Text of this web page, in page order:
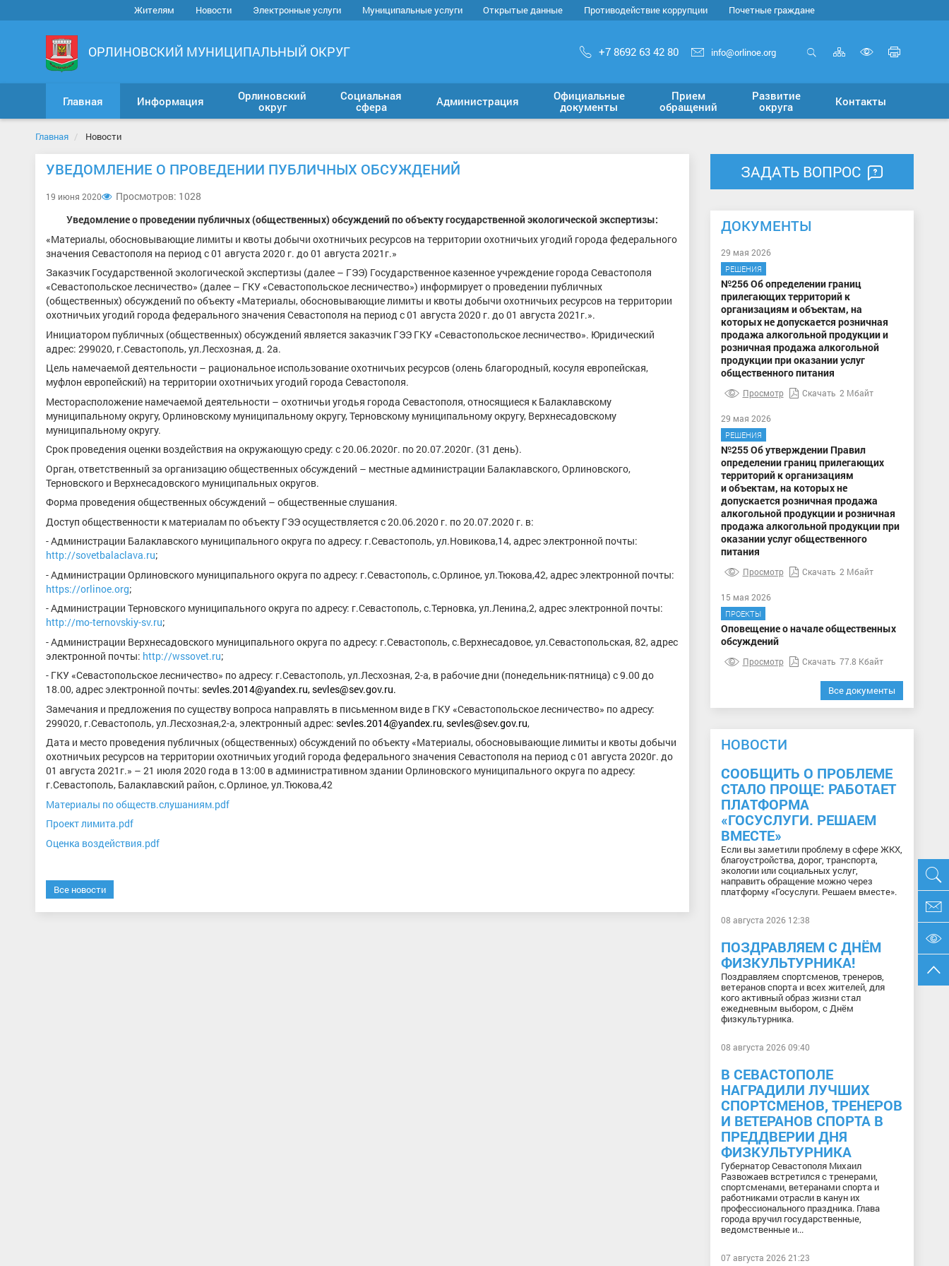
Жителям Новости Электронные услуги Муниципальные услуги Открытые данные Противодействие коррупции Почетные граждане
ОРЛИНОВСКИЙ МУНИЦИПАЛЬНЫЙ ОКРУГ +7 8692 63 42 80 info@orlinoe.org Карта
сайта
версию
для
Главная Информация
Орлиновский
округ
Социальная
сфера
Администрация
Официальные
документы
Прием
обращений
Развитие
округа
Контакты
Главная Новости
УВЕДОМЛЕНИЕ О ПРОВЕДЕНИИ ПУБЛИЧНЫХ ОБСУЖДЕНИЙ
19 июня 2020
Просмотров: 1028
Уведомлениеo проведении публичных (общественных) обсуждений по объекту государственной экологической экспертизы:
«Материалы, обосновывающие лимиты и квоты добычи охотничьих ресурсов на территории охотничьих угодий города федерального
значения Севастополя на период с 01 августа 2020 г. до 01 августа 2021г.»
Заказчик Государственной экологической экспертизы (далее – ГЭЭ) Государственное казенное учреждение города Севастополя
«Севастопольское лесничество» (далее – ГКУ «Севастопольское лесничество») информирует о проведении публичных
(общественных) обсуждений по объекту «Материалы, обосновывающие лимиты и квоты добычи охотничьих ресурсов на территории
охотничьих угодий города федерального значения Севастополя на период с 01 августа 2020 г. до 01 августа 2021г.».
Инициатором публичных (общественных) обсуждений является заказчик ГЭЭ ГКУ «Севастопольское лесничество». Юридический
адрес: 299020, г.Севастополь, ул.Лесхозная, д. 2а.
Цель намечаемой деятельности – рациональное использование охотничьих ресурсов (олень благородный, косуля европейская,
муфлон европейский) на территории охотничьих угодий города Севастополя.
Месторасположение намечаемой деятельности – охотничьи угодья города Севастополя, относящиеся к Балаклавскому
муниципальному округу, Орлиновскому муниципальному округу, Терновскому муниципальному округу, Верхнесадовскому
муниципальному округу.
Срок проведения оценки воздействия на окружающую среду: с 20.06.2020г. по 20.07.2020г. (31 день).
Орган, ответственный за организацию общественных обсуждений – местные администрации Балаклавского, Орлиновского,
Терновского и Верхнесадовского муниципальных округов.
Форма проведения общественных обсуждений – общественные слушания.
Доступ общественности к материалам по объекту ГЭЭ осуществляется с 20.06.2020 г. по 20.07.2020 г. в:
- Администрации Балаклавского муниципального округа по адресу: г.Севастополь, ул.Новикова,14, адрес электронной почты:
http://sovetbalaclava.ru;
- Администрации Орлиновского муниципального округа по адресу: г.Севастополь, с.Орлиное, ул.Тюкова,42, адрес электронной почты:
https://orlinoe.org;
- Администрации Терновского муниципального округа по адресу: г.Севастополь, с.Терновка, ул.Ленина,2, адрес электронной почты:
http://mo-ternovskiy-sv.ru;
- Администрации Верхнесадовского муниципального округа по адресу: г.Севастополь, с.Верхнесадовое, ул.Севастопольская, 82, адрес
электронной почты: http://wssovet.ru;
- ГКУ «Севастопольское лесничество» по адресу: г.Севастополь, ул.Лесхозная, 2-а, в рабочие дни (понедельник-пятница) с 9.00 до
18.00, адрес электронной почты: sevles.2014@yandex.ru,sevles@sev.gov.ru.
Замечания и предложения по существу вопроса направлять в письменном виде в ГКУ «Севастопольское лесничество» по адресу:
299020, г.Севастополь, ул.Лесхозная,2-а, электронный адрес: sevles.2014@yandex.ru,sevles@sev.gov.ru,
Дата и место проведения публичных (общественных) обсуждений по объекту «Материалы, обосновывающие лимиты и квоты добычи
охотничьих ресурсов на территории охотничьих угодий города федерального значения Севастополя на период с 01 августа 2020г. до
01 августа 2021г.» – 21 июля 2020 года в 13:00 в административном здании Орлиновского муниципального округа по адресу:
г.Севастополь, Балаклавский район, с.Орлиное, ул.Тюкова,42
Материалы по обществ.слушаниям.pdf
Проект лимита.pdf
Оценка воздействия.pdf
Все новости
ЗАДАТЬ ВОПРОС
ДОКУМЕНТЫ
29 мая 2026
РЕШЕНИЯ
№256 Об определении границ
прилегающих территорий к
организациям и объектам, на
которых не допускается розничная
продажа алкогольной продукции и
розничная продажа алкогольной
продукции при оказании услуг
общественного питания
Просмотр Скачать 2 Мбайт
29 мая 2026
РЕШЕНИЯ
№255 Об утверждении Правил
определении границ прилегающих
территорий к организациям
и объектам, на которых не
допускается розничная продажа
алкогольной продукции и розничная
продажа алкогольной продукции при
оказании услуг общественного
питания
Просмотр Скачать 2 Мбайт
15 мая 2026
ПРОЕКТЫ
Оповещение о начале общественных
обсуждений
Просмотр Скачать 77.8 Кбайт
Все документы
НОВОСТИ
СООБЩИТЬ О ПРОБЛЕМЕ
СТАЛО ПРОЩЕ: РАБОТАЕТ
ПЛАТФОРМА
«ГОСУСЛУГИ. РЕШАЕМ
ВМЕСТЕ»
Если вы заметили проблему в сфере ЖКХ,
благоустройства, дорог, транспорта,
экологии или социальных услуг,
направить обращение можно через
платформу «Госуслуги. Решаем вместе».
08 августа 2026 12:38
ПОЗДРАВЛЯЕМ С ДНЁМ
ФИЗКУЛЬТУРНИКА!
Поздравляем спортсменов, тренеров,
ветеранов спорта и всех жителей, для
кого активный образ жизни стал
ежедневным выбором, с Днём
физкультурника.
08 августа 2026 09:40
В СЕВАСТОПОЛЕ
НАГРАДИЛИ ЛУЧШИХ
СПОРТСМЕНОВ, ТРЕНЕРОВ
И ВЕТЕРАНОВ СПОРТА В
ПРЕДДВЕРИИ ДНЯ
ФИЗКУЛЬТУРНИКА
Губернатор Севастополя Михаил
Развожаев встретился с тренерами,
спортсменами, ветеранами спорта и
работниками отрасли в канун их
профессионального праздника. Глава
города вручил государственные,
ведомственные и...
07 августа 2026 21:23